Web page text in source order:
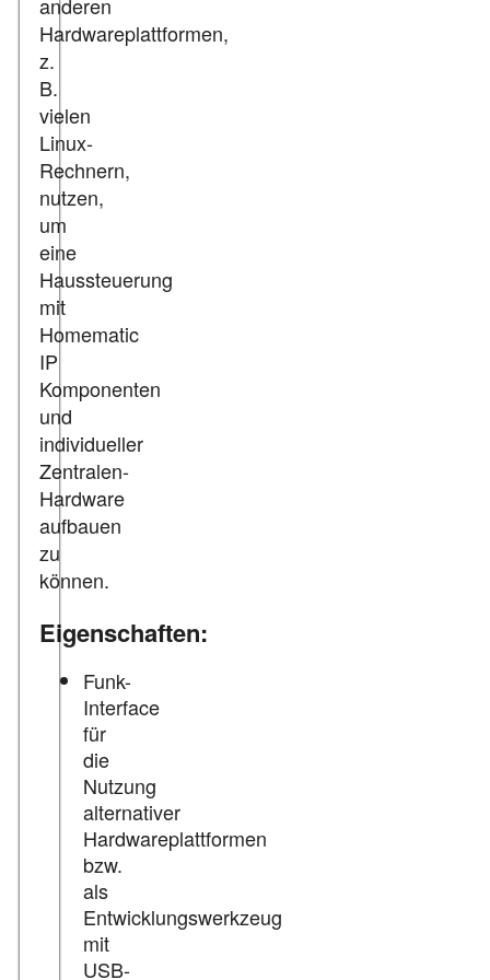
Hardwareplattformen,
z.
B.
vielen
Linux-
Rechnern,
nutzen,
um
eine
Haussteuerung
mit
Homematic
IP
Komponenten
und
individueller
Zentralen-
Hardware
aufbauen
zu
können.
Eigenschaften:
Funk-
Interface
für
die
Nutzung
alternativer
Hardwareplattformen
bzw.
als
Entwicklungswerkzeug
mit
USB-